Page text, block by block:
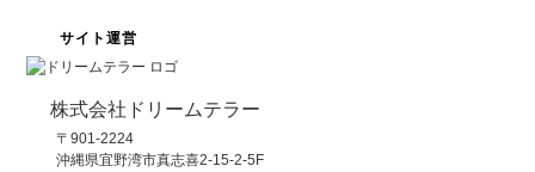
サイト運営
株式会社ドリームテラー
〒901-2224
沖縄県宜野湾市真志喜2-15-2-5F